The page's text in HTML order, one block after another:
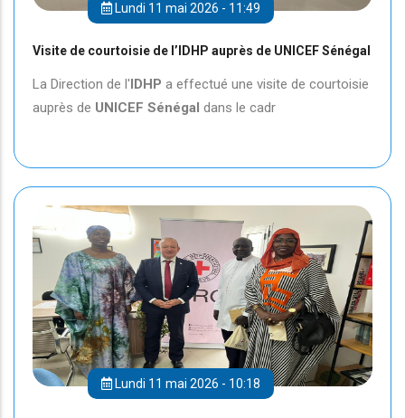
Lundi 11 mai 2026 - 11:49
Visite de courtoisie de l’IDHP auprès de UNICEF Sénégal
La Direction de l'IDHP a effectué une visite de courtoisie
auprès de UNICEF Sénégal dans le cadr
Lundi 11 mai 2026 - 10:18